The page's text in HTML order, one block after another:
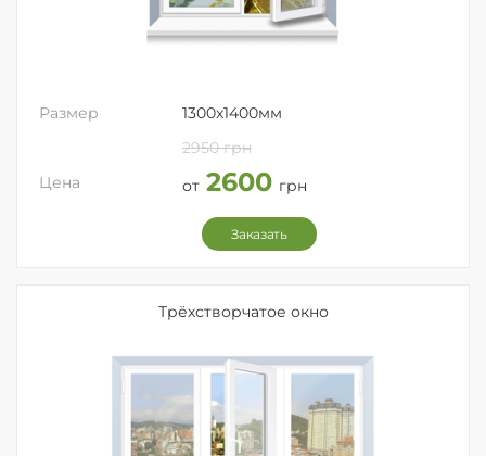
Размер
1300x1400мм
2950 грн
Цена
от 2600 грн
Заказать
Трёхстворчатое окно